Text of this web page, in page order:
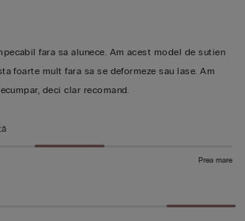
fara sa alunece. Am acest model de sutien
foarte mult fara sa se deformeze sau lase. Am
deci clar recomand.
Prea mare